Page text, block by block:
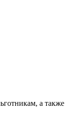
а также